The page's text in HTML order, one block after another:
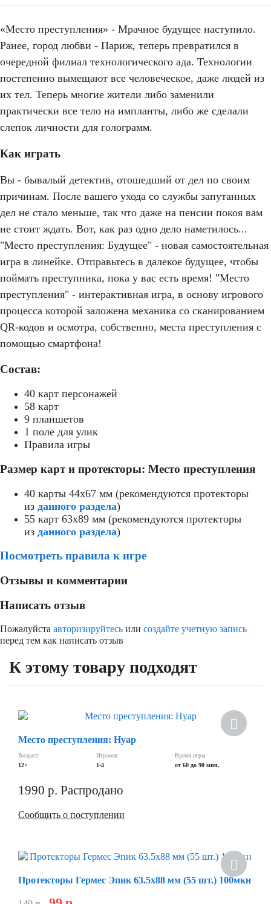
«Место преступления» - Мрачное будущее наступило.
Ранее, город любви - Париж, теперь превратился в
очередной филиал технологического ада. Технологии
постепенно вымещают все человеческое, даже людей из
их тел. Теперь многие жители либо заменили
практически все тело на импланты, либо же сделали
слепок личности для голограмм.
Как играть
Вы - бывалый детектив, отошедший от дел по своим
причинам. После вашего ухода со службы запутанных
дел не стало меньше, так что даже на пенсии покоя вам
не стоит ждать. Вот, как раз одно дело наметилось...
"Место преступления: Будущее" - новая самостоятельная
игра в линейке. Отправьтесь в далекое будущее, чтобы
поймать преступника, пока у вас есть время! "Место
преступления" - интерактивная игра, в основу игрового
процесса которой заложена механика со сканированием
QR-кодов и осмотра, собственно, места преступления с
помощью смартфона!
Состав:
40 карт персонажей
58 карт
9 планшетов
1 поле для улик
Правила игры
Размер карт и протекторы: Место преступления
40 карты 44x67 мм (рекомендуются протекторы
из данного раздела)
55 карт 63x89 мм (рекомендуются протекторы
из данного раздела)
Посмотреть правила к игре
Отзывы и комментарии
Написать отзыв
Пожалуйста авторизируйтесь или создайте учетную запись
перед тем как написать отзыв
К этому товару подходят
Место преступления: Нуар
Возраст
12+
Игроков
1-4
Время игры
от 60 до 90 мин.
1990 р. Распродано
Сообщить о поступлении
Протекторы Гермес Эпик 63.5х88 мм (55 шт.) 100мкн